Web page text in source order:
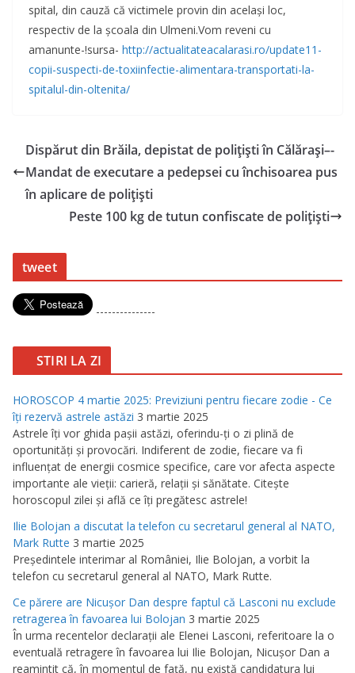
spital, din cauză că victimele provin din același loc,
respectiv de la școala din Ulmeni.Vom reveni cu
amanunte-!sursa- http://actualitateacalarasi.ro/update11-
copii-suspecti-de-toxiinfectie-alimentara-transportati-la-
spitalul-din-oltenita/
Dispărut din Brăila, depistat de polițiști în Călărași–-
Mandat de executare a pedepsei cu închisoarea pus
în aplicare de polițiști
Peste 100 kg de tutun confiscate de polițiști
tweet
---------------
STIRI LA ZI
HOROSCOP 4 martie 2025: Previziuni pentru fiecare zodie - Ce
îţi rezervă astrele astăzi 3 martie 2025
Astrele îţi vor ghida paşii astăzi, oferindu-ţi o zi plină de
oportunităţi şi provocări. Indiferent de zodie, fiecare va fi
influenţat de energii cosmice specifice, care vor afecta aspecte
importante ale vieţii: carieră, relaţii şi sănătate. Citeşte
horoscopul zilei şi află ce îţi pregătesc astrele!
Ilie Bolojan a discutat la telefon cu secretarul general al NATO,
Mark Rutte 3 martie 2025
Preşedintele interimar al României, Ilie Bolojan, a vorbit la
telefon cu secretarul general al NATO, Mark Rutte.
Ce părere are Nicuşor Dan despre faptul că Lasconi nu exclude
retragerea în favoarea lui Bolojan 3 martie 2025
În urma recentelor declaraţii ale Elenei Lasconi, referitoare la o
eventuală retragere în favoarea lui Ilie Bolojan, Nicuşor Dan a
reamintit că, în momentul de faţă, nu există candidatura lui